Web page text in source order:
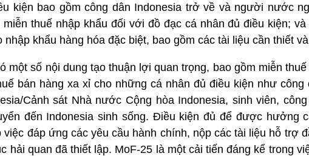
kiện bao gồm công dân Indonesia trở về và người nước
thuế nhập khẩu đối với đồ đạc cá nhân đủ điều kiện;
nhập khẩu hàng hóa đặc biệt, bao gồm các tài liệu cần thiết
một số nội dung tạo thuận lợi quan trọng, bao gồm miễn
bán hàng xa xỉ cho những cá nhân đủ điều kiện như
Cảnh sát Nhà nước Cộng hòa Indonesia, sinh viên,
đến Indonesia sinh sống. Điều kiện đủ để được hưởng
việc đáp ứng các yêu cầu hành chính, nộp các tài liệu hỗ trợ
hải quan đã thiết lập. MoF-25 là một cải tiến đáng kể trong